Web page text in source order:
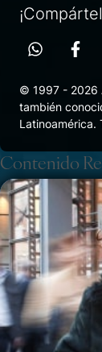
© 1997 - 2026
también
Latinoamérica.
Contenido